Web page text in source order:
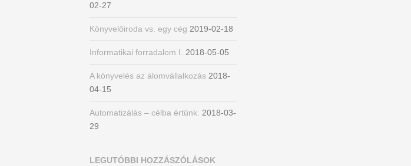
02-27
Könyvelőiroda vs. egy cég 2019-02-18
Informatikai forradalom I. 2018-05-05
A könyvelés az álomvállalkozás 2018-
04-15
Automatizálás – célba értünk. 2018-03-
29
LEGUTÓBBI HOZZÁSZÓLÁSOK